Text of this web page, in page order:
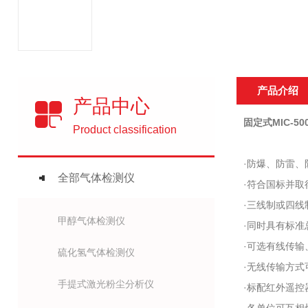
产品中心
Product classification
全部气体检测仪
甲醇气体检测仪
硫化氢气体检测仪
手提式激光粉尘分析仪
产品介绍
固定式MIC-
·防爆、防雷
·符合国标并
·三线制或四
·同时具有标
·可选有线传
·无线传输方
·标配红外遥